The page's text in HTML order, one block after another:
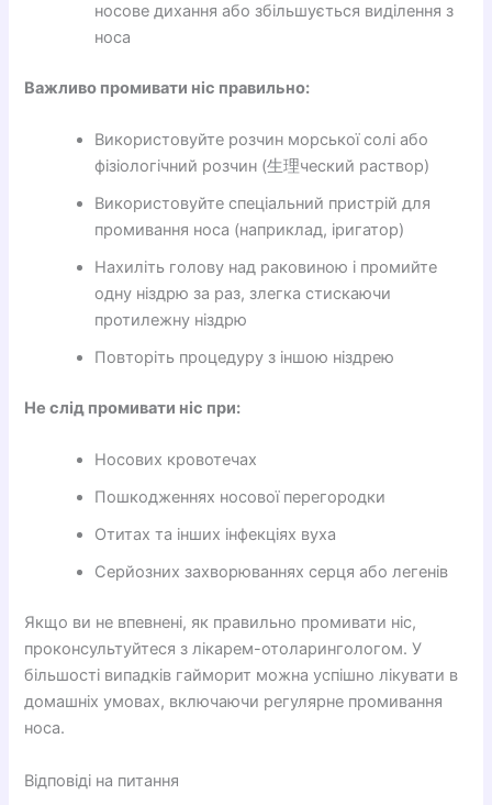
носове дихання або збільшується виділення з
носа
Важливо промивати ніс правильно:
Використовуйте розчин морської солі або
фізіологічний розчин (生理ческий раствор)
Використовуйте спеціальний пристрій для
промивання носа (наприклад, іригатор)
Нахиліть голову над раковиною і промийте
одну ніздрю за раз, злегка стискаючи
протилежну ніздрю
Повторіть процедуру з іншою ніздрею
Не слід промивати ніс при:
Носових кровотечах
Пошкодженнях носової перегородки
Отитах та інших інфекціях вуха
Серйозних захворюваннях серця або легенів
Якщо ви не впевнені, як правильно промивати ніс,
проконсультуйтеся з лікарем-отоларингологом. У
більшості випадків гайморит можна успішно лікувати в
домашніх умовах, включаючи регулярне промивання
носа.
Відповіді на питання